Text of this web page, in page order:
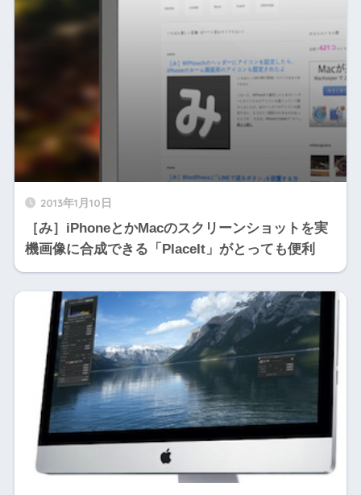
2013年1月10日
［み］iPhoneとかMacのスクリーンショットを実
機画像に合成できる「PlaceIt」がとっても便利